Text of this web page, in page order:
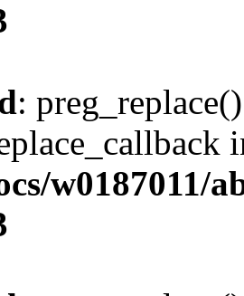
:
w0187011/